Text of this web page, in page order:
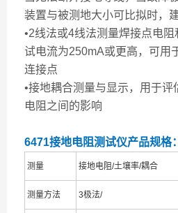
装置与被测地大小可比拟时，
•2线法或4线法测量焊接点电
试电流为250mA或更高，可用
连接点
•接地耦合测量与显示，用于
电阻之间的影响
6471接地电阻测试仪产品规格：
测量 接地电阻/土壤率/耦合
测量方法 3极法/